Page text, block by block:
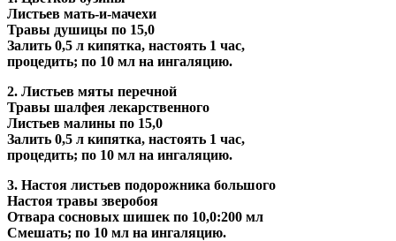
Листьев мать-и-мачехи
Травы душицы по 15,0
Залить 0,5 л кипятка, настоять 1 час,
процедить; по 10 мл на ингаляцию.
2. Листьев мяты перечной
Травы шалфея лекарственного
Листьев малины по 15,0
Залить 0,5 л кипятка, настоять 1 час,
процедить; по 10 мл на ингаляцию.
3. Настоя листьев подорожника большого
Настоя травы зверобоя
Отвара сосновых шишек по 10,0:200 мл
Смешать; по 10 мл на ингаляцию.